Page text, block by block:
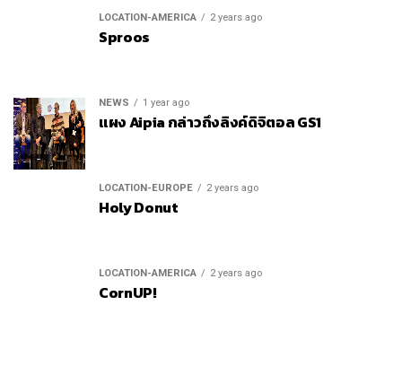
LOCATION-AMERICA 2 years ago
Sproos
NEWS 1 year ago
แผง Aipia กล่าวถึงลิงค์ดิจิตอล GS1
LOCATION-EUROPE 2 years ago
Holy Donut
LOCATION-AMERICA 2 years ago
CornUP!